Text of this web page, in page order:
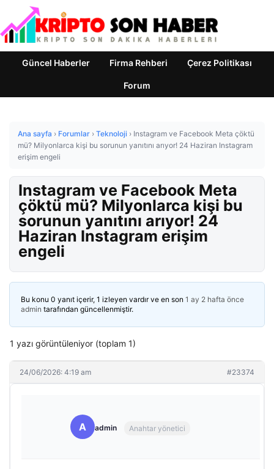
Güncel Haberler Firma Rehberi Çerez Politikası
Forum
Ana sayfa › Forumlar › Teknoloji › Instagram ve Facebook Meta çöktü
mü? Milyonlarca kişi bu sorunun yanıtını arıyor! 24 Haziran Instagram
erişim engeli
Instagram ve Facebook Meta
çöktü mü? Milyonlarca kişi bu
sorunun yanıtını arıyor! 24
Haziran Instagram erişim
engeli
Bu konu 0 yanıt içerir, 1 izleyen vardır ve en son 1 ay 2 hafta önce
admin tarafından güncellenmiştir.
1 yazı görüntüleniyor (toplam 1)
24/06/2026: 4:19 am #23374
A admin Anahtar yönetici